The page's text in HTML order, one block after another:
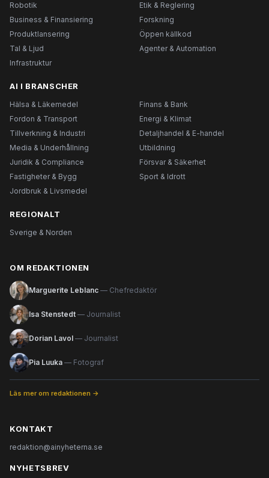
Robotik
Etik & Reglering
Business & Finansiering
Forskning
Produktlansering
Öppen källkod
Tal & Ljud
Agenter & Automation
Infrastruktur
AI I BRANSCHER
Hälsa & Läkemedel
Finans & Bank
Fordon & Transport
Energi & Klimat
Tillverkning & Industri
Detaljhandel & E-handel
Media & Underhållning
Utbildning
Juridik & Compliance
Försvar & Säkerhet
Fastigheter & Bygg
Sport & Idrott
Jordbruk & Livsmedel
REGIONALT
Sverige & Norden
OM REDAKTIONEN
Marguerite Leblanc — Chefredaktör
Isa Stenstedt — Journalist
Dorian Lavol — Journalist
Pia Luuka — Fotograf
Läs mer om redaktionen →
KONTAKT
redaktion@ainyheterna.se
NYHETSBREV